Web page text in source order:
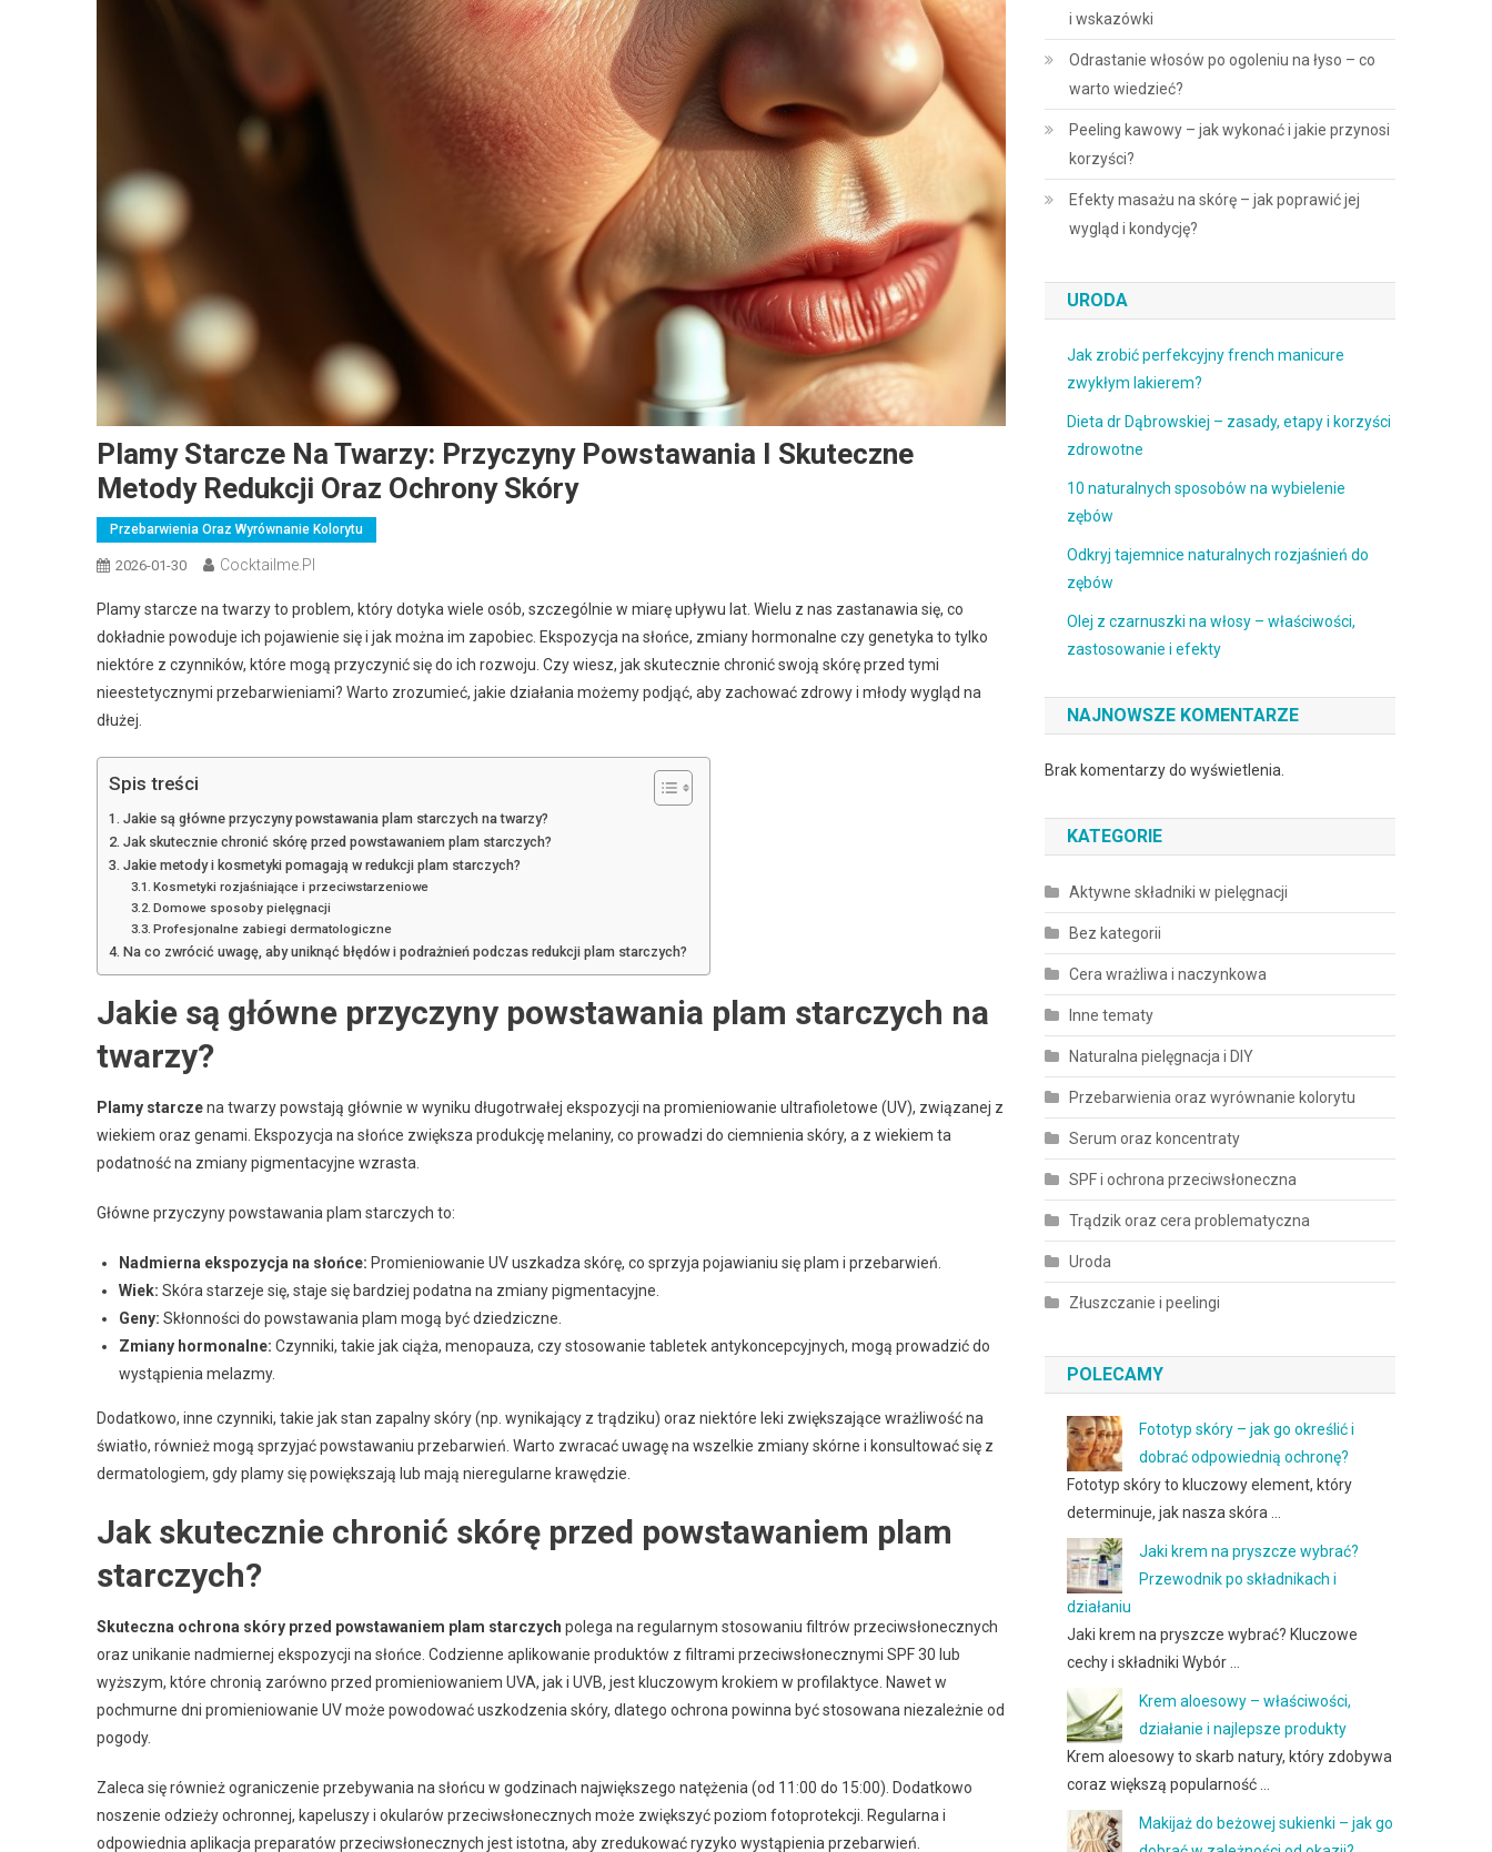
Plamy Starcze Na Twarzy: Przyczyny Powstawania I Skuteczne
Metody Redukcji Oraz Ochrony Skóry
Przebarwienia Oraz Wyrównanie Kolorytu
2026-01-30 Cocktailme.pl
Plamy starcze na twarzy to problem, który dotyka wiele osób, szczególnie w miarę upływu lat. Wielu z nas zastanawia się, co
dokładnie powoduje ich pojawienie się i jak można im zapobiec. Ekspozycja na słońce, zmiany hormonalne czy genetyka to tylko
niektóre z czynników, które mogą przyczynić się do ich rozwoju. Czy wiesz, jak skutecznie chronić swoją skórę przed tymi
nieestetycznymi przebarwieniami? Warto zrozumieć, jakie działania możemy podjąć, aby zachować zdrowy i młody wygląd na
dłużej.
Spis treści
Jakie są główne przyczyny powstawania plam starczych na twarzy?
Jak skutecznie chronić skórę przed powstawaniem plam starczych?
Jakie metody i kosmetyki pomagają w redukcji plam starczych?
Kosmetyki rozjaśniające i przeciwstarzeniowe
Domowe sposoby pielęgnacji
Profesjonalne zabiegi dermatologiczne
Na co zwrócić uwagę, aby uniknąć błędów i podrażnień podczas redukcji plam starczych?
Jakie są główne przyczyny powstawania plam starczych na
twarzy?
Plamy starczena twarzy powstają głównie w wyniku długotrwałej ekspozycji na promieniowanie ultrafioletowe (UV), związanej z
wiekiem oraz genami. Ekspozycja na słońce zwiększa produkcję melaniny, co prowadzi do ciemnienia skóry, a z wiekiem ta
podatność na zmiany pigmentacyjne wzrasta.
Główne przyczyny powstawania plam starczych to:
Nadmierna ekspozycja na słońce: Promieniowanie UV uszkadza skórę, co sprzyja pojawianiu się plam i przebarwień.
Wiek: Skóra starzeje się, staje się bardziej podatna na zmiany pigmentacyjne.
Geny: Skłonności do powstawania plam mogą być dziedziczne.
Zmiany hormonalne: Czynniki, takie jak ciąża, menopauza, czy stosowanie tabletek antykoncepcyjnych, mogą prowadzić do
wystąpienia melazmy.
Dodatkowo, inne czynniki, takie jak stan zapalny skóry (np. wynikający z trądziku) oraz niektóre leki zwiększające wrażliwość na
światło, również mogą sprzyjać powstawaniu przebarwień. Warto zwracać uwagę na wszelkie zmiany skórne i konsultować się z
dermatologiem, gdy plamy się powiększają lub mają nieregularne krawędzie.
Jak skutecznie chronić skórę przed powstawaniem plam
starczych?
Skuteczna ochrona skóry przed powstawaniem plam starczych polega na regularnym stosowaniu filtrów przeciwsłonecznych
oraz unikanie nadmiernej ekspozycji na słońce. Codzienne aplikowanie produktów z filtrami przeciwsłonecznymi SPF 30 lub
wyższym, które chronią zarówno przed promieniowaniem UVA, jak i UVB, jest kluczowym krokiem w profilaktyce. Nawet w
pochmurne dni promieniowanie UV może powodować uszkodzenia skóry, dlatego ochrona powinna być stosowana niezależnie od
pogody.
Zaleca się również ograniczenie przebywania na słońcu w godzinach największego natężenia (od 11:00 do 15:00). Dodatkowo
noszenie odzieży ochronnej, kapeluszy i okularów przeciwsłonecznych może zwiększyć poziom fotoprotekcji. Regularna i
odpowiednia aplikacja preparatów przeciwsłonecznych jest istotna, aby zredukować ryzyko wystąpienia przebarwień.
i wskazówki
Odrastanie włosów po ogoleniu na łyso – co
warto wiedzieć?
Peeling kawowy – jak wykonać i jakie przynosi
korzyści?
Efekty masażu na skórę – jak poprawić jej
wygląd i kondycję?
URODA
Jak zrobić perfekcyjny french manicure
zwykłym lakierem?
Dieta dr Dąbrowskiej – zasady, etapy i korzyści
zdrowotne
10 naturalnych sposobów na wybielenie
zębów
Odkryj tajemnice naturalnych rozjaśnień do
zębów
Olej z czarnuszki na włosy – właściwości,
zastosowanie i efekty
NAJNOWSZE KOMENTARZE
Brak komentarzy do wyświetlenia.
KATEGORIE
Aktywne składniki w pielęgnacji
Bez kategorii
Cera wrażliwa i naczynkowa
Inne tematy
Naturalna pielęgnacja i DIY
Przebarwienia oraz wyrównanie kolorytu
Serum oraz koncentraty
SPF i ochrona przeciwsłoneczna
Trądzik oraz cera problematyczna
Uroda
Złuszczanie i peelingi
POLECAMY
Fototyp skóry – jak go określić i
dobrać odpowiednią ochronę?
Fototyp skóry to kluczowy element, który
determinuje, jak nasza skóra …
Jaki krem na pryszcze wybrać?
Przewodnik po składnikach i
działaniu
Jaki krem na pryszcze wybrać? Kluczowe
cechy i składniki Wybór …
Krem aloesowy – właściwości,
działanie i najlepsze produkty
Krem aloesowy to skarb natury, który zdobywa
coraz większą popularność …
Makijaż do beżowej sukienki – jak go